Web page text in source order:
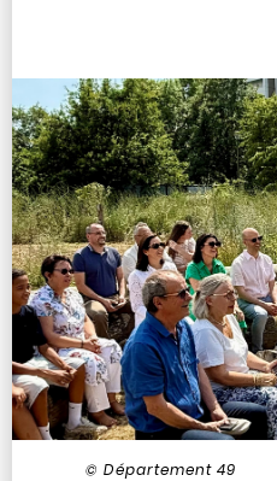
© Département 49